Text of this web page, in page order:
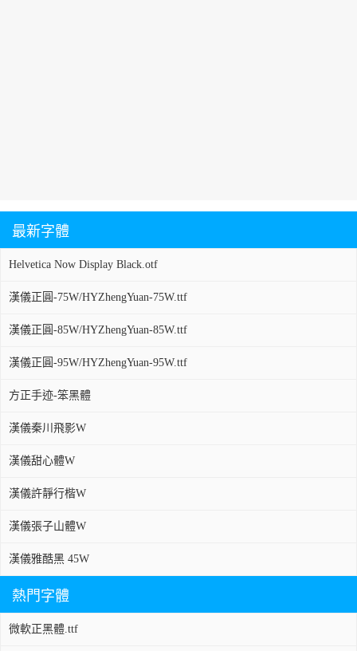
最新字體
Helvetica Now Display Black.otf
漢儀正圓-75W/HYZhengYuan-75W.ttf
漢儀正圓-85W/HYZhengYuan-85W.ttf
漢儀正圓-95W/HYZhengYuan-95W.ttf
方正手迹-笨黑體
漢儀秦川飛影W
漢儀甜心體W
漢儀許靜行楷W
漢儀張子山體W
漢儀雅酷黑 45W
熱門字體
微軟正黑體.ttf